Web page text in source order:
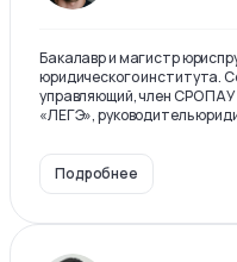
Бакалавр и магистр
юридического института.
управляющий, член СРО
«ЛЕГЭ», руководитель
Подробнее